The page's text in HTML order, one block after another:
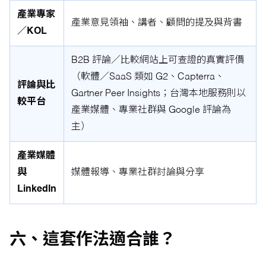
產業專家
／KOL
產業意見領袖、講者、顧問的提及與背書
評論與比
較平台
B2B 評論／比較網站上可查證的真實評價
（軟體／SaaS 類如 G2、Capterra、
Gartner Peer Insights；台灣本地服務則以
產業媒體、專業社群與 Google 評論為
主）
產業媒體
與
LinkedIn
媒體報導、專業社群討論與分享
六、這套作法適合誰？